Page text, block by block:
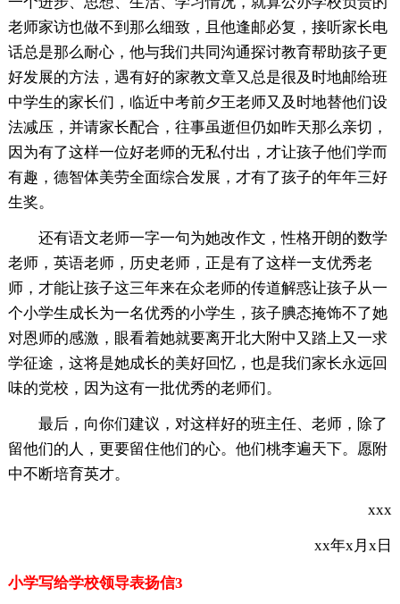
老师家访也做不到那么细致，且他逢邮必复，接听家长电
话总是那么耐心，他与我们共同沟通探讨教育帮助孩子更
好发展的方法，遇有好的家教文章又总是很及时地邮给班
中学生的家长们，临近中考前夕王老师又及时地替他们设
法减压，并请家长配合，往事虽逝但仍如昨天那么亲切，
因为有了这样一位好老师的无私付出，才让孩子他们学而
有趣，德智体美劳全面综合发展，才有了孩子的年年三好
生奖。
还有语文老师一字一句为她改作文，性格开朗的数学
老师，英语老师，历史老师，正是有了这样一支优秀老
师，才能让孩子这三年来在众老师的传道解惑让孩子从一
个小学生成长为一名优秀的小学生，孩子腆态掩饰不了她
对恩师的感激，眼看着她就要离开北大附中又踏上又一求
学征途，这将是她成长的美好回忆，也是我们家长永远回
味的党校，因为这有一批优秀的老师们。
最后，向你们建议，对这样好的班主任、老师，除了
留他们的人，更要留住他们的心。他们桃李遍天下。愿附
中不断培育英才。
xxx
xx年x月x日
小学写给学校领导表扬信3